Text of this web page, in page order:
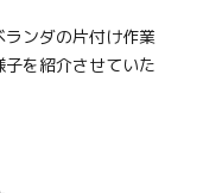
ンダの片付け作業
を紹介させていた